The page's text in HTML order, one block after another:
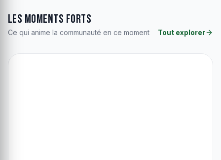
Les moments forts
Ce qui anime la communauté en ce moment Tout explorer